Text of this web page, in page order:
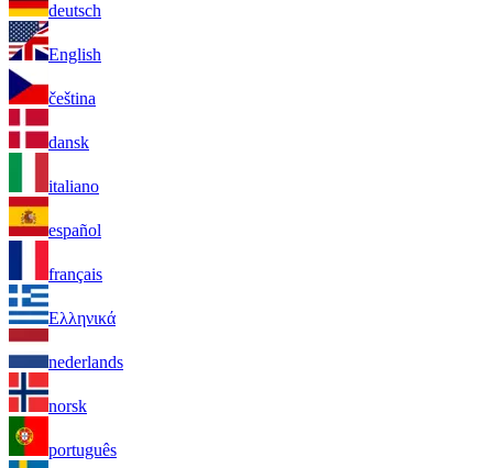
deutsch
English
čeština
dansk
italiano
español
français
Ελληνικά
nederlands
norsk
português